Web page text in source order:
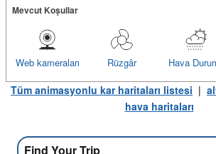
Mevcut Koşullar
Hava
Rüzgâr
Web kameraları
Tüm animasyonlu kar haritaları listesi |
hava haritaları
Find Your Trip